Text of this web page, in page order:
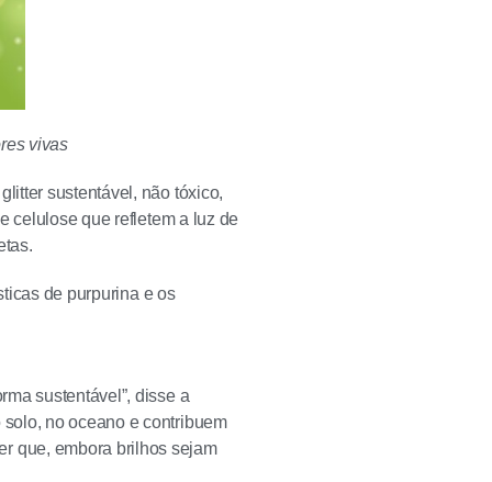
vivas
sustentável, não tóxico,
celulose que refletem a luz de
de purpurina e os
sustentável”, disse a
no oceano e contribuem
que, embora brilhos sejam